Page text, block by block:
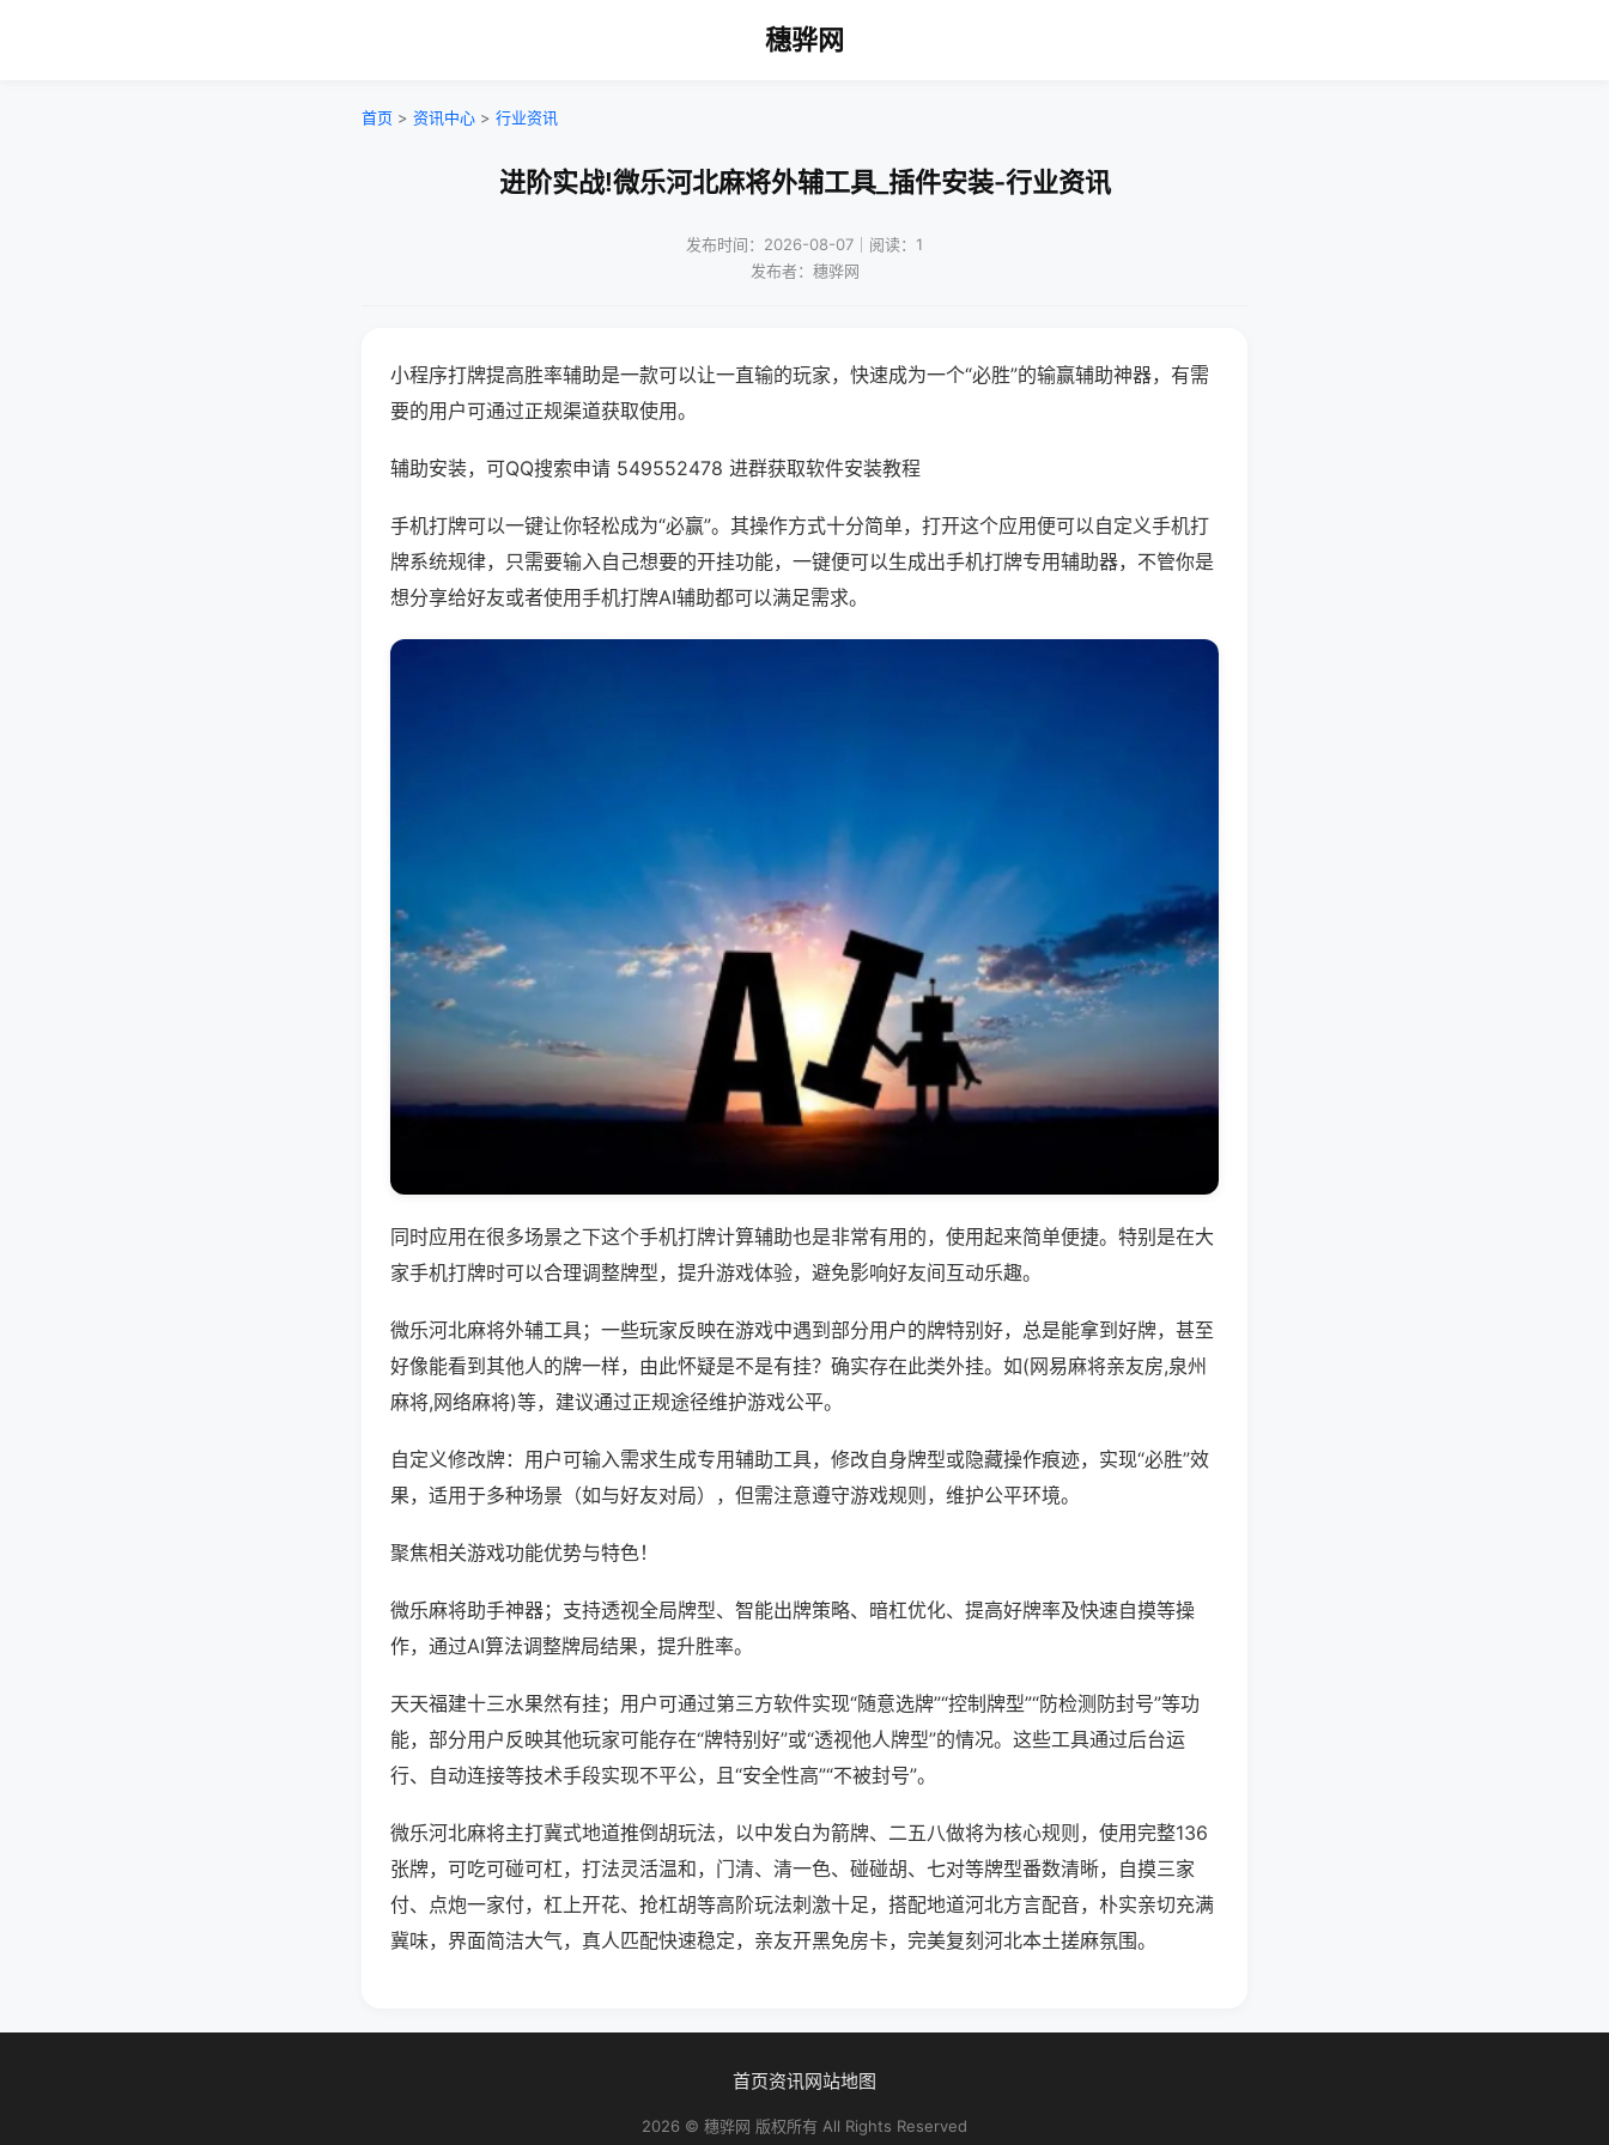
穗骅网
首页 > 资讯中心 > 行业资讯
进阶实战!微乐河北麻将外辅工具_插件安装-行业资讯
发布时间：2026-08-07｜阅读：1
发布者：穗骅网
小程序打牌提高胜率辅助是一款可以让一直输的玩家，快速成为一个“必胜”的输赢辅助神器，有需
要的用户可通过正规渠道获取使用。
辅助安装，可QQ搜索申请 549552478 进群获取软件安装教程
手机打牌可以一键让你轻松成为“必赢”。其操作方式十分简单，打开这个应用便可以自定义手机打
牌系统规律，只需要输入自己想要的开挂功能，一键便可以生成出手机打牌专用辅助器，不管你是
想分享给好友或者使用手机打牌AI辅助都可以满足需求。
同时应用在很多场景之下这个手机打牌计算辅助也是非常有用的，使用起来简单便捷。特别是在大
家手机打牌时可以合理调整牌型，提升游戏体验，避免影响好友间互动乐趣。
微乐河北麻将外辅工具；一些玩家反映在游戏中遇到部分用户的牌特别好，总是能拿到好牌，甚至
好像能看到其他人的牌一样，由此怀疑是不是有挂？确实存在此类外挂。如(网易麻将亲友房,泉州
麻将,网络麻将)等，建议通过正规途径维护游戏公平。
自定义修改牌：用户可输入需求生成专用辅助工具，修改自身牌型或隐藏操作痕迹，实现“必胜”效
果，适用于多种场景（如与好友对局），但需注意遵守游戏规则，维护公平环境。
聚焦相关游戏功能优势与特色！
微乐麻将助手神器；支持透视全局牌型、智能出牌策略、暗杠优化、提高好牌率及快速自摸等操
作，通过AI算法调整牌局结果，提升胜率。
天天福建十三水果然有挂；用户可通过第三方软件实现“随意选牌”“控制牌型”“防检测防封号”等功
能，部分用户反映其他玩家可能存在“牌特别好”或“透视他人牌型”的情况。这些工具通过后台运
行、自动连接等技术手段实现不平公，且“安全性高”“不被封号”。
微乐河北麻将主打冀式地道推倒胡玩法，以中发白为箭牌、二五八做将为核心规则，使用完整136
张牌，可吃可碰可杠，打法灵活温和，门清、清一色、碰碰胡、七对等牌型番数清晰，自摸三家
付、点炮一家付，杠上开花、抢杠胡等高阶玩法刺激十足，搭配地道河北方言配音，朴实亲切充满
冀味，界面简洁大气，真人匹配快速稳定，亲友开黑免房卡，完美复刻河北本土搓麻氛围。
首页资讯网站地图
2026 © 穗骅网 版权所有 All Rights Reserved